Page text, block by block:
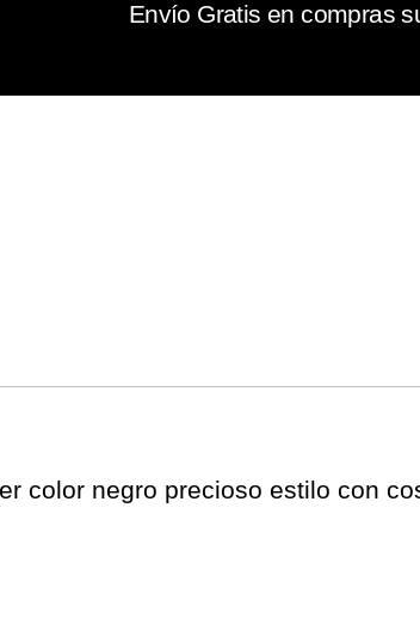
Envío Gratis en compras
color negro precioso estilo con